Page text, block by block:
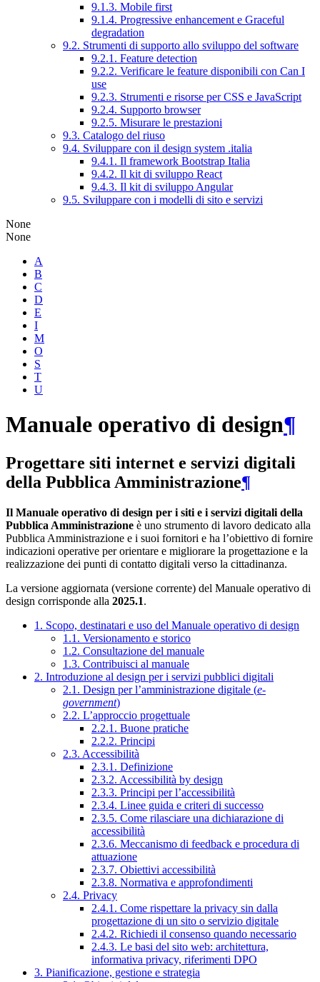
9.1.3. Mobile first
9.1.4. Progressive enhancement e Graceful
degradation
9.2. Strumenti di supporto allo sviluppo del software
9.2.1. Feature detection
9.2.2. Verificare le feature disponibili con Can I
use
9.2.3. Strumenti e risorse per CSS e JavaScript
9.2.4. Supporto browser
9.2.5. Misurare le prestazioni
9.3. Catalogo del riuso
9.4. Sviluppare con il design system .italia
9.4.1. Il framework Bootstrap Italia
9.4.2. Il kit di sviluppo React
9.4.3. Il kit di sviluppo Angular
9.5. Sviluppare con i modelli di sito e servizi
None
None
A
B
C
D
E
I
M
O
S
T
U
Manuale operativo di design¶
Progettare siti internet e servizi digitali
della Pubblica Amministrazione¶
Il Manuale operativo di design per i siti e i servizi digitali della
Pubblica Amministrazione è uno strumento di lavoro dedicato alla
Pubblica Amministrazione e i suoi fornitori e ha l’obiettivo di fornire
indicazioni operative per orientare e migliorare la progettazione e la
realizzazione dei punti di contatto digitali verso la cittadinanza.
La versione aggiornata (versione corrente) del Manuale operativo di
design corrisponde alla 2025.1.
1. Scopo, destinatari e uso del Manuale operativo di design
1.1. Versionamento e storico
1.2. Consultazione del manuale
1.3. Contribuisci al manuale
2. Introduzione al design per i servizi pubblici digitali
2.1. Design per l’amministrazione digitale (e-
government)
2.2. L’approccio progettuale
2.2.1. Buone pratiche
2.2.2. Principi
2.3. Accessibilità
2.3.1. Definizione
2.3.2. Accessibilità by design
2.3.3. Principi per l’accessibilità
2.3.4. Linee guida e criteri di successo
2.3.5. Come rilasciare una dichiarazione di
accessibilità
2.3.6. Meccanismo di feedback e procedura di
attuazione
2.3.7. Obiettivi accessibilità
2.3.8. Normativa e approfondimenti
2.4. Privacy
2.4.1. Come rispettare la privacy sin dalla
progettazione di un sito o servizio digitale
2.4.2. Richiedi il consenso quando necessario
2.4.3. Le basi del sito web: architettura,
informativa privacy, riferimenti DPO
3. Pianificazione, gestione e strategia